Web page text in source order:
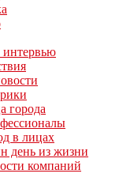
города
в лицах
день из жизни
компаний